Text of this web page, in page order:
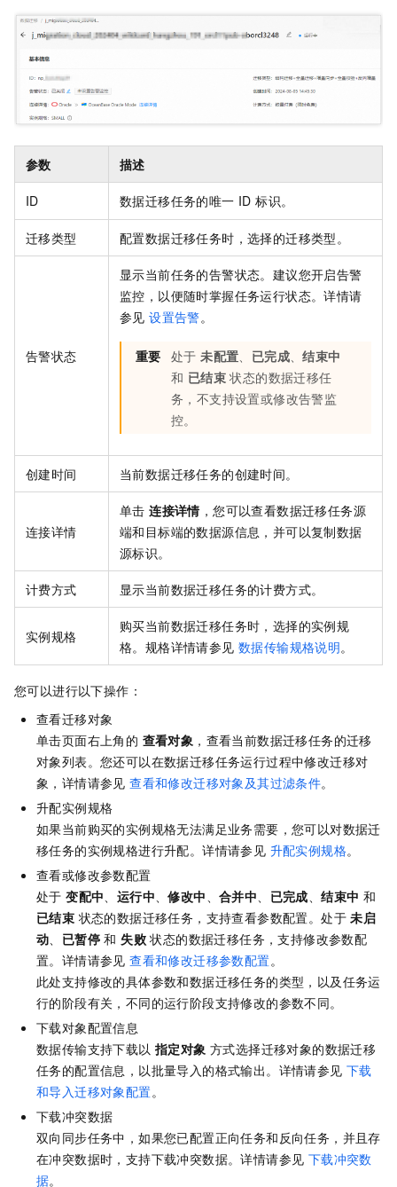
参数 描述
ID 数据迁移任务的唯一 ID 标识。
迁移类型 配置数据迁移任务时，选择的迁移类型。
告警状态
显示当前任务的告警状态。建议您开启告警
监控，以便随时掌握任务运行状态。详情请
参见设置告警。
重要 处于未配置、 已完成、结束中
和 已结束 状态的数据迁移任
务，不支持设置或修改告警监
控。
创建时间 当前数据迁移任务的创建时间。
连接详情
单击连接详情，您可以查看数据迁移任务源
端和目标端的数据源信息，并可以复制数据
源标识。
计费方式 显示当前数据迁移任务的计费方式。
实例规格
购买当前数据迁移任务时，选择的实例规
格。规格详情请参见 数据传输规格说明。
您可以进行以下操作：
查看迁移对象
单击页面右上角的 查看对象 ，查看当前数据迁移任务的迁移
对象列表。您还可以在数据迁移任务运行过程中修改迁移对
象，详情请参见查看和修改迁移对象及其过滤条件。
升配实例规格
如果当前购买的实例规格无法满足业务需要，您可以对数据迁
移任务的实例规格进行升配。详情请参见 升配实例规格。
查看或修改参数配置
处于变配中、 运行中、修改中、合并中、 已完成、结束中 和
已结束 状态的数据迁移任务，支持查看参数配置。处于未启
动、 已暂停 和 失败 状态的数据迁移任务，支持修改参数配
置。详情请参见查看和修改迁移参数配置。
此处支持修改的具体参数和数据迁移任务的类型，以及任务运
行的阶段有关，不同的运行阶段支持修改的参数不同。
下载对象配置信息
数据传输支持下载以 指定对象 方式选择迁移对象的数据迁移
任务的配置信息，以批量导入的格式输出。详情请参见 下载
和导入迁移对象配置。
下载冲突数据
双向同步任务中，如果您已配置正向任务和反向任务，并且存
在冲突数据时，支持下载冲突数据。详情请参见 下载冲突数
据。